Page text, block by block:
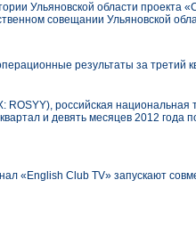
Ульяновской области проекта
совещании Ульяновской
результаты за третий
российская национальная
и девять месяцев 2012 года
«English Club TV» запускают